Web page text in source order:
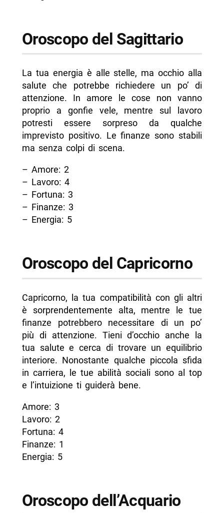
Oroscopo del Sagittario
La tua energia è alle stelle, ma occhio alla
salute che potrebbe richiedere un po’ di
attenzione. In amore le cose non vanno
proprio a gonfie vele, mentre sul lavoro
potresti essere sorpreso da qualche
imprevisto positivo. Le finanze sono stabili
ma senza colpi di scena.
– Amore: 2
– Lavoro: 4
– Fortuna: 3
– Finanze: 3
– Energia: 5
Oroscopo del Capricorno
Capricorno, la tua compatibilità con gli altri
è sorprendentemente alta, mentre le tue
finanze potrebbero necessitare di un po’
più di attenzione. Tieni d’occhio anche la
tua salute e cerca di trovare un equilibrio
interiore. Nonostante qualche piccola sfida
in carriera, le tue abilità sociali sono al top
e l’intuizione ti guiderà bene.
Amore: 3
Lavoro: 2
Fortuna: 4
Finanze: 1
Energia: 5
Oroscopo dell’Acquario